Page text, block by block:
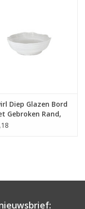
Diep Glazen Bord
Gebroken Rand,
Swirl,